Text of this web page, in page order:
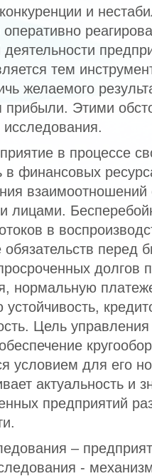
и
тем
желаемого
прибыли. Этими
в процессе
в финансовых
лицами.
в
перед
нормальную
Цель
условием для его
актуальность и
предприятий
–
-